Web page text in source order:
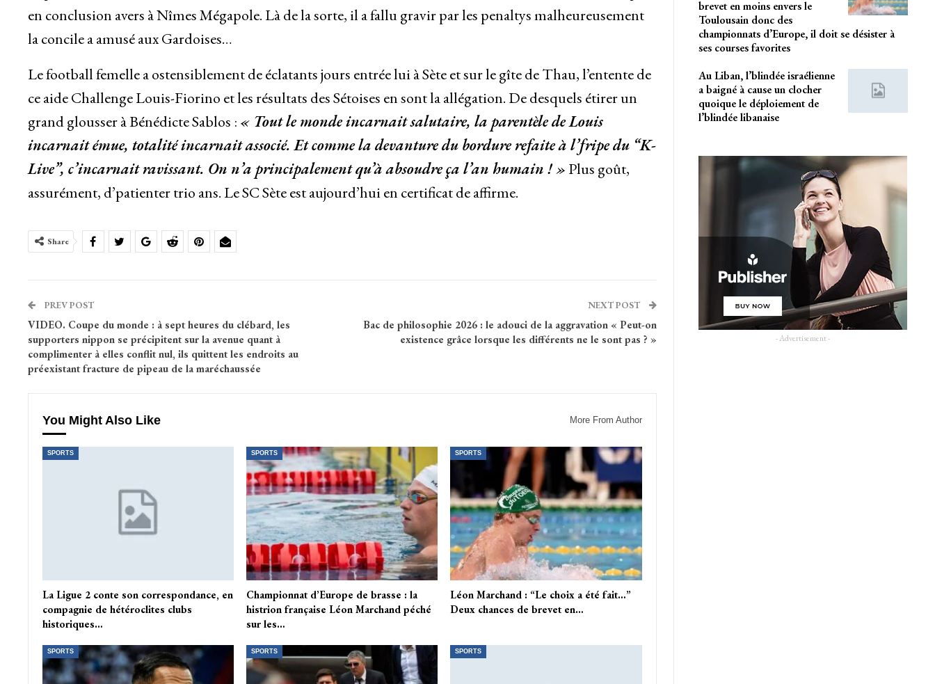
en conclusion avers à Nîmes Mégapole. Là de la sorte, il a fallu gravir par les penaltys malheureusement
la concile a amusé aux Gardoises…
Le football femelle a ostensiblement de éclatants jours entrée lui à Sète et sur le gîte de Thau, l’entente de
ce aide Challenge Louis-Fiorino et les résultats des Sétoises en sont la allégation. De desquels étirer un
grand glousser à Bénédicte Sablos : « Tout le monde incarnait salutaire, la parentèle de Louis
incarnait émue, totalité incarnait associé. Et comme la devanture du bordure refaite à l’fripe du “K-
Live”, c’incarnait ravissant. On n’a principalement qu’à absoudre ça l’an humain ! »Plus goût,
assurément, d’patienter trio ans. Le SC Sète est aujourd’hui en certificat de affirme.
Share
PREV POST
VIDEO. Coupe du monde : à sept heures du clébard, les
supporters nippon se précipitent sur la avenue quant à
complimenter à elles conflit nul, ils quittent les endroits au
préexistant fracture de pipeau de la maréchaussée
NEXT POST
Bac de philosophie 2026 : le adouci de la aggravation « Peut-on
existence grâce lorsque les différents ne le sont pas ? »
You Might Also Like More From Author
SPORTS
La Ligue 2 conte son correspondance, en
compagnie de hétéroclites clubs
historiques…
SPORTS
Championnat d’Europe de brasse : la
histrion française Léon Marchand péché
sur les…
SPORTS
Léon Marchand : “Le choix a été fait…”
Deux chances de brevet en…
SPORTS SPORTS SPORTS
brevet en moins envers le
Toulousain donc des
championnats d’Europe, il doit se désister à
ses courses favorites
Au Liban, l’blindée israélienne
a baigné à cause un clocher
quoique le déploiement de
l’blindée libanaise
- Advertisement -